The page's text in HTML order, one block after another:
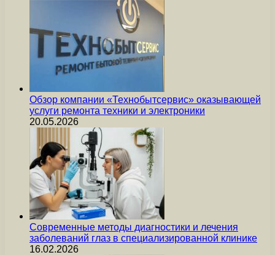
Обзор компании «Технобытсервис» оказывающей
услуги ремонта техники и электроники
20.05.2026
Современные методы диагностики и лечения
заболеваний глаз в специализированной клинике
16.02.2026